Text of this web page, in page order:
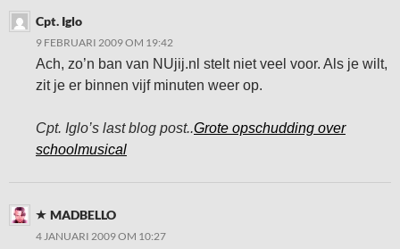
Cpt. Iglo
9 FEBRUARI 2009 OM 19:42
Ach, zo’n ban van NUjij.nl stelt niet veel voor. Als je wilt,
zit je er binnen vijf minuten weer op.
Cpt. Iglo’s last blog post..Grote opschudding over
schoolmusical
MADBELLO
4 JANUARI 2009 OM 10:27